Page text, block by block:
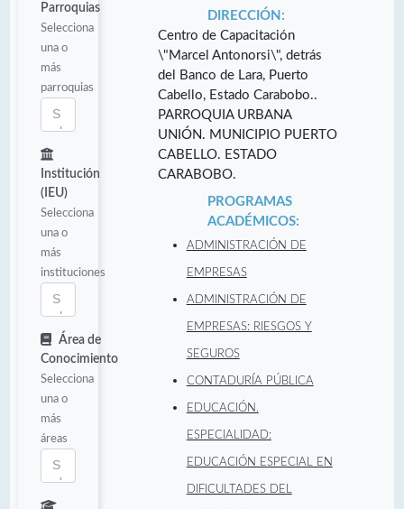
Parroquias
Selecciona
una o
más
parroquias
Institución
(IEU)
Selecciona
una o
más
instituciones
Área de
Conocimiento
Selecciona
una o
más
áreas
DIRECCIÓN:
Centro de Capacitación
\"Marcel Antonorsi\", detrás
del Banco de Lara, Puerto
Cabello, Estado Carabobo..
PARROQUIA URBANA
UNIÓN. MUNICIPIO PUERTO
CABELLO. ESTADO
CARABOBO.
PROGRAMAS
ACADÉMICOS:
ADMINISTRACIÓN DE
EMPRESAS
ADMINISTRACIÓN DE
EMPRESAS: RIESGOS Y
SEGUROS
CONTADURÍA PÚBLICA
EDUCACIÓN.
ESPECIALIDAD:
EDUCACIÓN ESPECIAL EN
DIFICULTADES DEL